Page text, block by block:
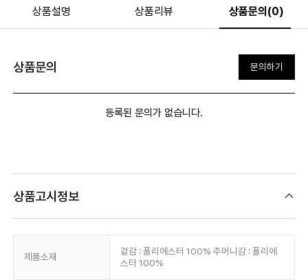
상품설명 상품리뷰 상품문의(0)
상품문의 문의하기
등록된 문의가 없습니다.
상품고시정보
제품소재
겉감 : 폴리에스터 100% 주머니감 : 폴리에
스터 100%